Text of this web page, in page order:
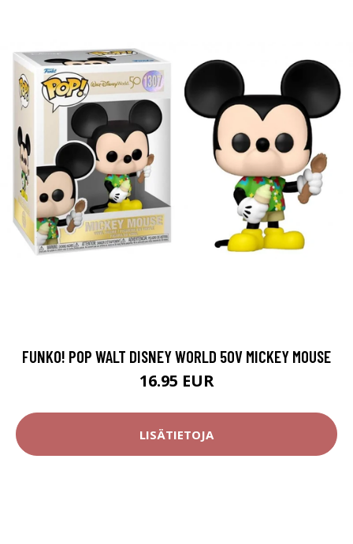
FUNKO! POP WALT DISNEY WORLD 50V MICKEY MOUSE
16.95 EUR
LISÄTIETOJA